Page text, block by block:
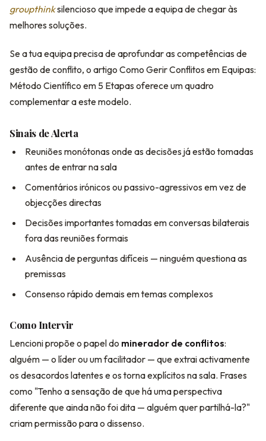
groupthinksilencioso que impede a equipa de chegar às
melhores soluções.
Se a tua equipa precisa de aprofundar as competências de
gestão de conflito, o artigo Como Gerir Conflitos em Equipas:
Método Científico em 5 Etapas oferece um quadro
complementar a este modelo.
Sinais de Alerta
Reuniões monótonas onde as decisões já estão tomadas
antes de entrar na sala
Comentários irónicos ou passivo-agressivos em vez de
objecções directas
Decisões importantes tomadas em conversas bilaterais
fora das reuniões formais
Ausência de perguntas difíceis — ninguém questiona as
premissas
Consenso rápido demais em temas complexos
Como Intervir
Lencioni propõe o papel do minerador de conflitos:
alguém — o líder ou um facilitador — que extrai activamente
os desacordos latentes e os torna explícitos na sala. Frases
como "Tenho a sensação de que há uma perspectiva
diferente que ainda não foi dita — alguém quer partilhá-la?"
criam permissão para o dissenso.